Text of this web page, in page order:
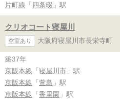
片町線 「 四条畷 」駅
クリオコート寝屋川
空室あり 大阪府寝屋川市長栄寺町
築37年
京阪本線 「 寝屋川市 」駅
京阪本線 「 萱島 」駅
京阪本線 「 香里園 」駅